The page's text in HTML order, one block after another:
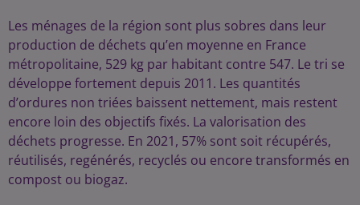
Les ménages de la région sont plus sobres dans leur
production de déchets qu’en moyenne en France
métropolitaine, 529 kg par habitant contre 547. Le tri se
développe fortement depuis 2011. Les quantités
d’ordures non triées baissent nettement, mais restent
encore loin des objectifs fixés. La valorisation des
déchets progresse. En 2021, 57% sont soit récupérés,
réutilisés, regénérés, recyclés ou encore transformés en
compost ou biogaz.